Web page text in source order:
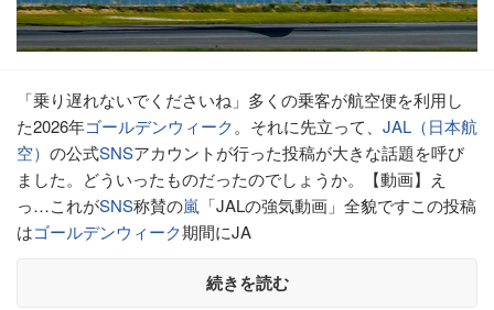
「乗り遅れないでくださいね」多くの乗客が航空便を利用し
た2026年ゴールデンウィーク。それに先立って、 JAL（日本航
空） の公式SNSアカウントが行った投稿が大きな話題を呼び
ました。どういったものだったのでしょうか。【動画】え
っ…これがSNS称賛の嵐 「JALの強気動画」全貌ですこの投稿
はゴールデンウィーク期間にJA
続きを読む